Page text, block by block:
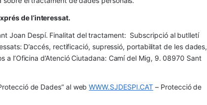
de l’interessat.
Joan Despí. Finalitat del tractament:  Subscripció al butlletí
D’accés, rectificació, supressió, portabilitat de les dades,
a l’Oficina d’Atenció Ciutadana: Camí del Mig, 9. 08970 Sant
de Dades” al web WWW.SJDESPI.CAT – Protecció de